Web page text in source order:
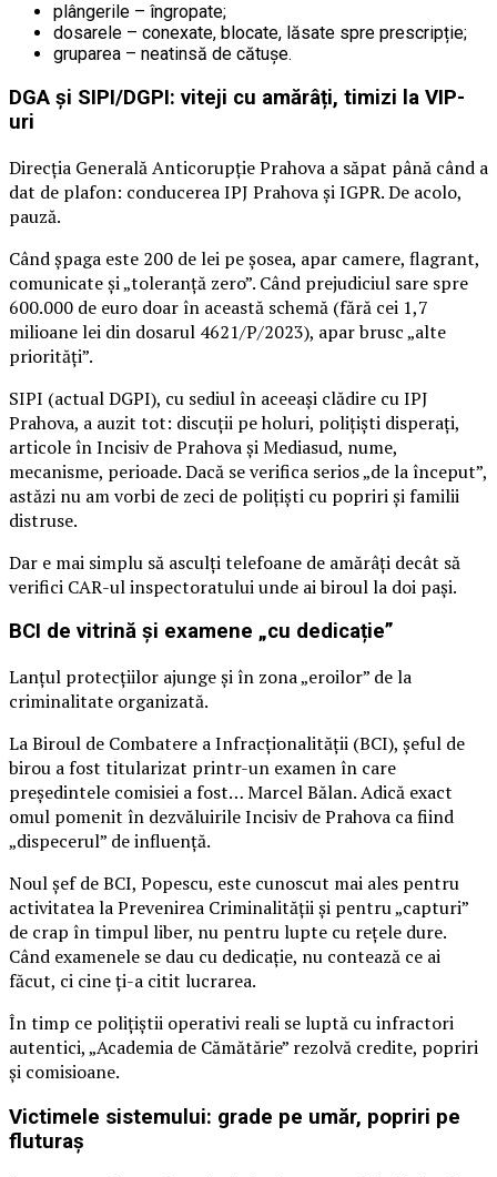
plângerile – îngropate;
dosarele – conexate, blocate, lăsate spre prescripție;
gruparea – neatinsă de cătușe.
DGA și SIPI/DGPI: viteji cu amărâți, timizi la VIP-
uri
Direcția Generală Anticorupție Prahova a săpat până când a
dat de plafon: conducerea IPJ Prahova și IGPR. De acolo,
pauză.
Când șpaga este 200 de lei pe șosea, apar camere, flagrant,
comunicate și „toleranță zero”. Când prejudiciul sare spre
600.000 de euro doar în această schemă (fără cei 1,7
milioane lei din dosarul 4621/P/2023), apar brusc „alte
priorități”.
SIPI (actual DGPI), cu sediul în aceeași clădire cu IPJ
Prahova, a auzit tot: discuții pe holuri, polițiști disperați,
articole în Incisiv de Prahova și Mediasud, nume,
mecanisme, perioade. Dacă se verifica serios „de la început”,
astăzi nu am vorbi de zeci de polițiști cu popriri și familii
distruse.
Dar e mai simplu să asculți telefoane de amărâți decât să
verifici CAR-ul inspectoratului unde ai biroul la doi pași.
BCI de vitrină și examene „cu dedicație”
Lanțul protecțiilor ajunge și în zona „eroilor” de la
criminalitate organizată.
La Biroul de Combatere a Infracționalității (BCI), șeful de
birou a fost titularizat printr-un examen în care
președintele comisiei a fost… Marcel Bălan. Adică exact
omul pomenit în dezvăluirile Incisiv de Prahova ca fiind
„dispecerul” de influență.
Noul șef de BCI, Popescu, este cunoscut mai ales pentru
activitatea la Prevenirea Criminalității și pentru „capturi”
de crap în timpul liber, nu pentru lupte cu rețele dure.
Când examenele se dau cu dedicație, nu contează ce ai
făcut, ci cine ți-a citit lucrarea.
În timp ce polițiștii operativi reali se luptă cu infractori
autentici, „Academia de Cămătărie” rezolvă credite, popriri
și comisioane.
Victimele sistemului: grade pe umăr, popriri pe
fluturaș